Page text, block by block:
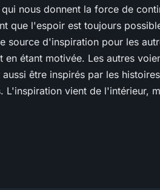
nous donnent la force de
que l'espoir est toujours
source d'inspiration pour les
en étant motivée. Les autres
être inspirés par les
L'inspiration vient de l'intérieur,